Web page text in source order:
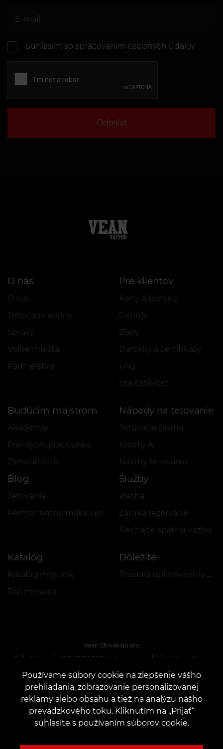
Súhlasím so spracovaním osobných údajov
Odoslať
O nás
O nás
Tetovacie salóny
Správy
Voľné miesta
Partnerstvo
Pre klientov
Karty a bonusy
Cenník
Zľavy
Darčeky a certifikáty
FAQ
Starostlivosť
Budúcim majstrom
Akadémie
Prenájom pracoviska
Zamestnanie
Nápady na tetovanie
Tetovacie písma
Náčrty AI
Návrhy tetovania
Blog
Tetovanie
Permanentný make-up
Služby
Platba
Záruka rezervácie
Nechajte spätnú väzbu
Katalóg
Katalóg majstrov
Top mesiaca
Dôležité
Pravidlá uplatňovania akcií a VEAN COINS
Vean Slovakian sro
Sídlo:Námestie SNP 19 811 01 Bratislava - mestská časť Staré Mesto
IČO 55124143
DIČ 2121898603
IČ DPH SK2121898603
Konateľ Miron Malcsiczki
Používame súbory cookie na zlepšenie vášho
prehliadania, zobrazovanie personalizovanej
reklamy alebo obsahu a tiež na analýzu nášho
prevádzkového toku. Kliknutím na „Prijať“
súhlasíte s používaním súborov cookie.